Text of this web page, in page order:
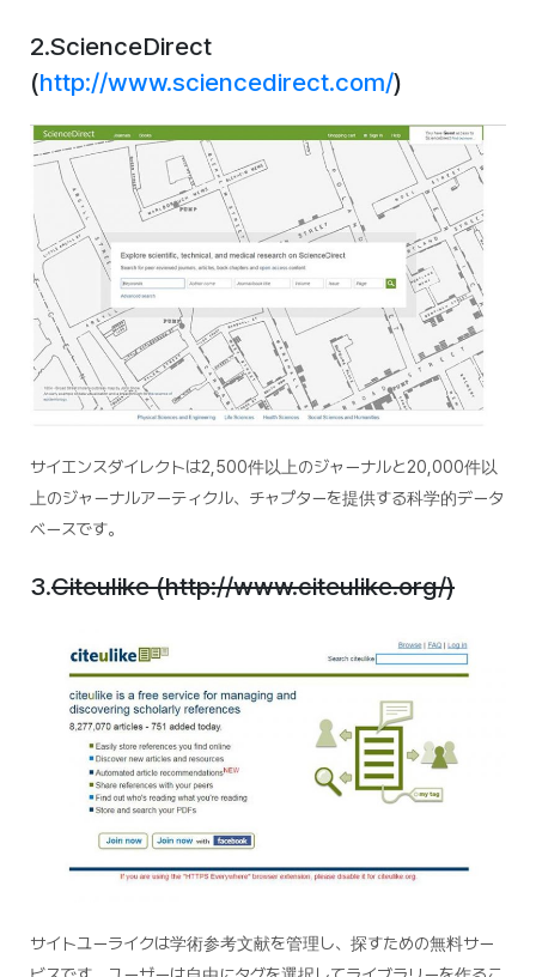
2.ScienceDirect
(http://www.sciencedirect.com/)
サイエンスダイレクトは2,500件以上のジャーナルと20,000件以
上のジャーナルアーティクル、チャプターを提供する科学的データ
ベースです。
3.Citeulike (http://www.citeulike.org/)
サイトユーライクは学術参考文献を管理し、探すための無料サー